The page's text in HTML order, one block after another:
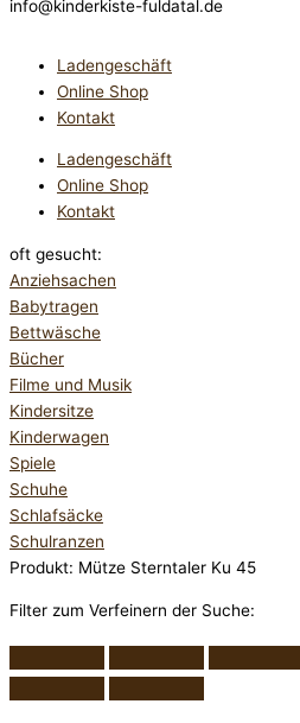
info@kinderkiste-fuldatal.de
Ladengeschäft
Online Shop
Kontakt
Ladengeschäft
Online Shop
Kontakt
oft gesucht:
Anziehsachen
Babytragen
Bettwäsche
Bücher
Filme und Musik
Kindersitze
Kinderwagen
Spiele
Schuhe
Schlafsäcke
Schulranzen
Produkt: Mütze Sterntaler Ku 45
Filter zum Verfeinern der Suche: